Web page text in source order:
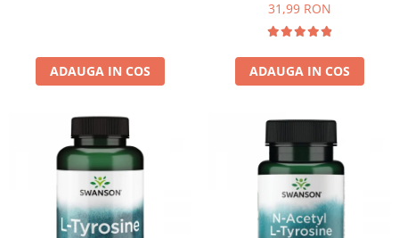
ADAUGA IN COS
31,99 RON
ADAUGA IN COS